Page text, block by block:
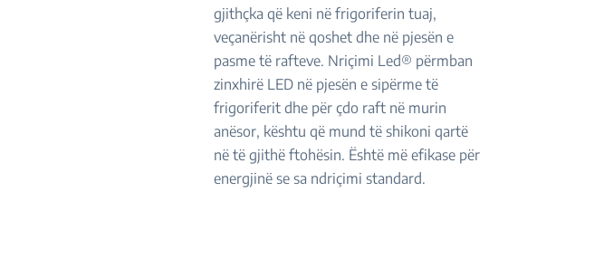
gjithçka që keni në frigoriferin tuaj,
veçanërisht në qoshet dhe në pjesën e
pasme të rafteve. Nriçimi Led® përmban
zinxhirë LED në pjesën e sipërme të
frigoriferit dhe për çdo raft në murin
anësor, kështu që mund të shikoni qartë
në të gjithë ftohësin. Është më efikase për
energjinë se sa ndriçimi standard.